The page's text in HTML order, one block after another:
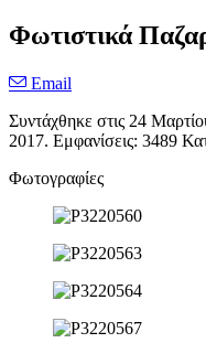
Φωτιστικά
Email
Συντάχθηκε στις 24
2017. Εμφανίσεις: 3489
Φωτογραφίες